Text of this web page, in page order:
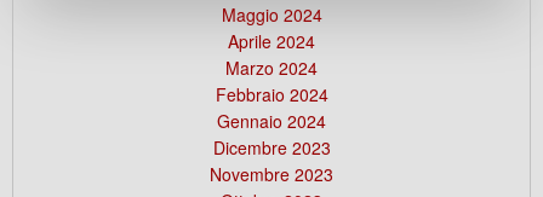
Maggio 2024
Aprile 2024
Marzo 2024
Febbraio 2024
Gennaio 2024
Dicembre 2023
Novembre 2023